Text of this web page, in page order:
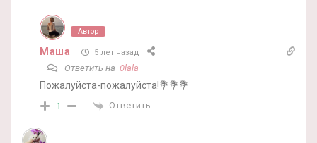
Автор
Маша 5 лет назад
Ответить на 0lala
Пожалуйста-пожалуйста!💐💐💐
1 Ответить